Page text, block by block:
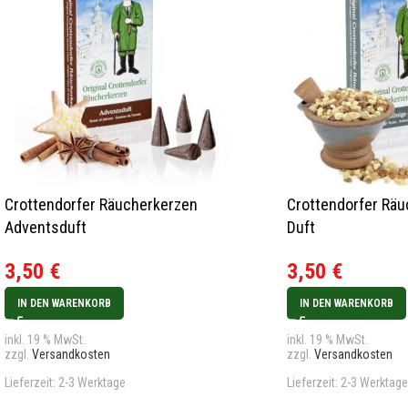
Crottendorfer Räucherkerzen
Adventsduft
3,50 €
IN DEN WARENKORB
inkl. 19 % MwSt.
zzgl. Versandkosten
Lieferzeit: 2-3 Werktage
Crottendorfer
Duft
3,50 €
IN DEN WARENKORB
inkl. 19 % MwSt.
zzgl. Versandkosten
Lieferzeit: 2-3 Werktage